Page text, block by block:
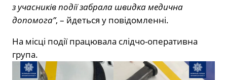
з учасників події забрала швидка медична
допомога”, – йдеться у повідомленні.
На місці події працювала слідчо-оперативна
група.